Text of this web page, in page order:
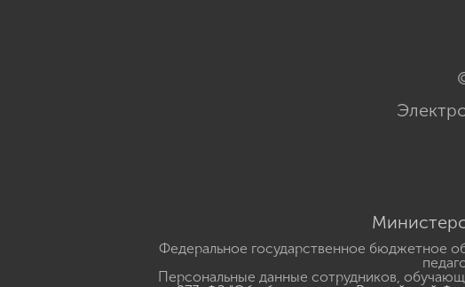
Федеральное государственное бюджетное
Персональные данные сотрудников,